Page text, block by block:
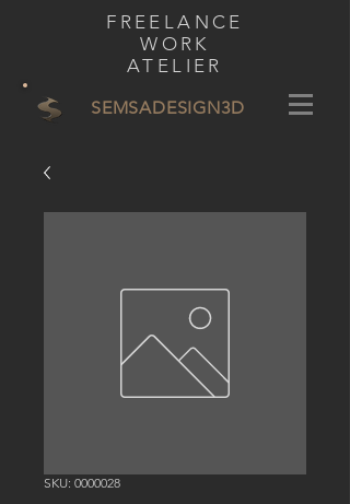
FREELANCE
WORK
ATELIER
SEMSADESIGN3D
SKU: 0000028